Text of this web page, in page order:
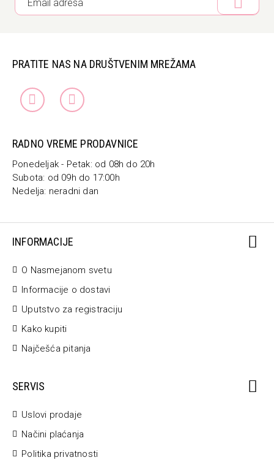
PRATITE NAS NA DRUŠTVENIM MREŽAMA
RADNO VREME PRODAVNICE
Ponedeljak - Petak: od 08h do 20h
Subota: od 09h do 17:00h
Nedelja: neradni dan
INFORMACIJE
O Nasmejanom svetu
Informacije o dostavi
Uputstvo za registraciju
Kako kupiti
Najčešća pitanja
SERVIS
Uslovi prodaje
Načini plaćanja
Politika privatnosti